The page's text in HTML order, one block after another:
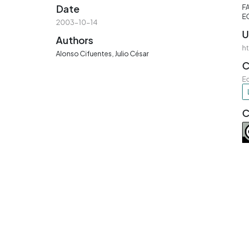
Date
2003-10-14
Authors
Alonso Cifuentes, Julio César